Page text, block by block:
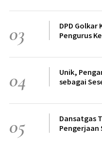
03
DPD Golkar
Pengurus
04
Unik,
sebagai
05
Dansatgas
Pengerjaan